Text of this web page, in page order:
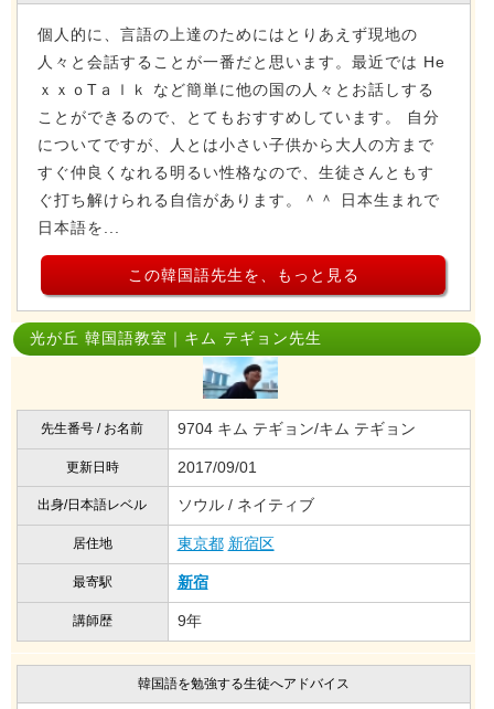
個人的に、言語の上達のためにはとりあえず現地の
人々と会話することが一番だと思います。最近では He
ｘｘｏTａｌｋ など簡単に他の国の人々とお話しする
ことができるので、とてもおすすめしています。 自分
についてですが、人とは小さい子供から大人の方まで
すぐ仲良くなれる明るい性格なので、生徒さんともす
ぐ打ち解けられる自信があります。＾＾ 日本生まれで
日本語を...
この韓国語先生を、もっと見る
光が丘 韓国語教室｜キム テギョン先生
先生番号 / お名前 9704 キム テギョン/キム テギョン
更新日時 2017/09/01
出身/日本語レベル ソウル / ネイティブ
居住地 東京都 新宿区
最寄駅 新宿
講師歴 9年
韓国語を勉強する生徒へアドバイス